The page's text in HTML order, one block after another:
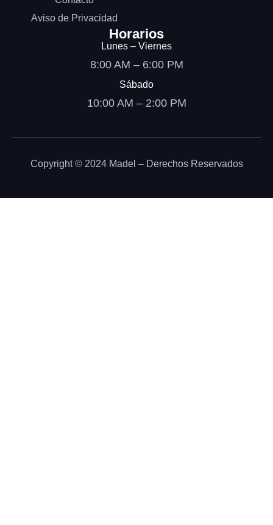
Aviso de Privacidad
Horarios
Lunes – Viernes
8:00 AM – 6:00 PM
Sábado
10:00 AM – 2:00 PM
Copyright © 2024 Madel – Derechos Reservados